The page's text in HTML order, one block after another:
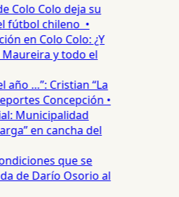
Colo Colo deja su
fútbol chileno •
en Colo Colo: ¿Y
y todo el
…”: Cristian “La
Concepción •
Municipalidad
en cancha del
que se
de Darío Osorio al